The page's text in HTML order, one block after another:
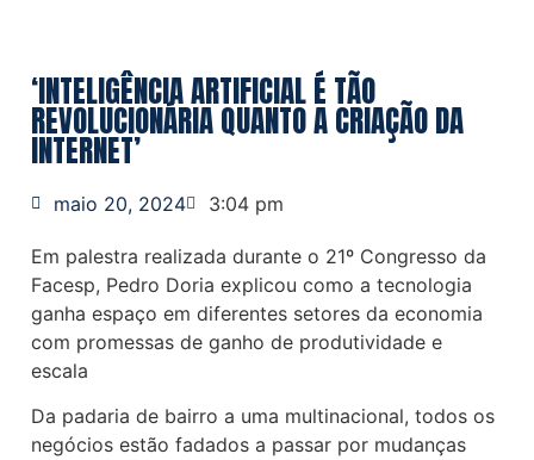
‘INTELIGÊNCIA ARTIFICIAL É TÃO
REVOLUCIONÁRIA QUANTO A CRIAÇÃO DA
INTERNET’
maio 20, 2024 3:04 pm
Em palestra realizada durante o 21º Congresso da
Facesp, Pedro Doria explicou como a tecnologia
ganha espaço em diferentes setores da economia
com promessas de ganho de produtividade e
escala
Da padaria de bairro a uma multinacional, todos os
negócios estão fadados a passar por mudanças